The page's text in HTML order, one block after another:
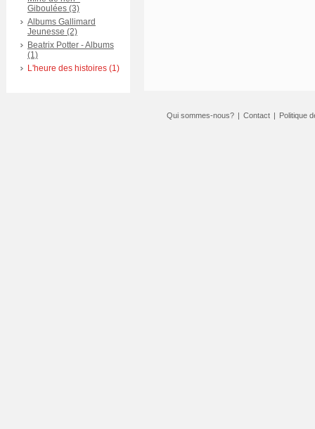
Giboulées (3)
Albums Gallimard
Jeunesse (2)
Beatrix Potter - Albums
(1)
L'heure des histoires (1)
Qui sommes-nous? | Contact | Politique